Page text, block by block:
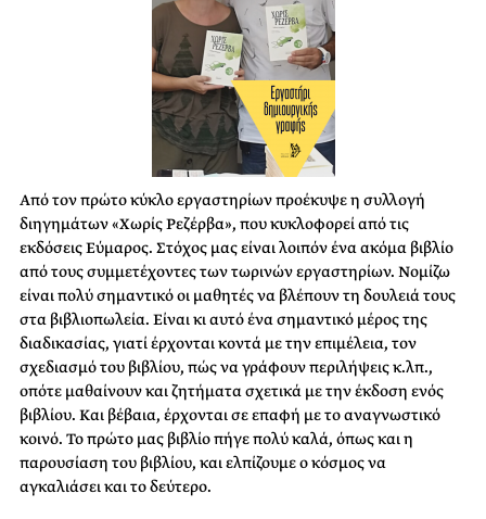
Από τον πρώτο κύκλο εργαστηρίων προέκυψε η συλλογή
διηγημάτων «Χωρίς Ρεζέρβα», που κυκλοφορεί από τις
εκδόσεις Εύμαρος. Στόχος μας είναι λοιπόν ένα ακόμα βιβλίο
από τους συμμετέχοντες των τωρινών εργαστηρίων. Νομίζω
είναι πολύ σημαντικό οι μαθητές να βλέπουν τη δουλειά τους
στα βιβλιοπωλεία. Είναι κι αυτό ένα σημαντικό μέρος της
διαδικασίας, γιατί έρχονται κοντά με την επιμέλεια, τον
σχεδιασμό του βιβλίου, πώς να γράφουν περιλήψεις κ.λπ.,
οπότε μαθαίνουν και ζητήματα σχετικά με την έκδοση ενός
βιβλίου. Και βέβαια, έρχονται σε επαφή με το αναγνωστικό
κοινό. Το πρώτο μας βιβλίο πήγε πολύ καλά, όπως και η
παρουσίαση του βιβλίου, και ελπίζουμε ο κόσμος να
αγκαλιάσει και το δεύτερο.